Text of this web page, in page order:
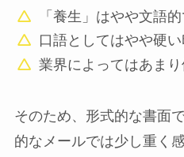
「養生」はやや文語
口語としてはやや硬
業界によってはあま
そのため、形式的な書面
的なメールでは少し重く